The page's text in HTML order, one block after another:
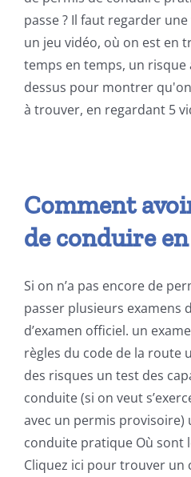
passe ? Il faut regarder
un jeu vidéo, où on est en
temps en temps, un
dessus pour montrer
à trouver, en regardant 5
Comment
de conduire
Si on n’a pas encore de
passer plusieurs examens
d’examen officiel. un
règles du code de la route
des risques un test des
conduite (si on veut
avec un permis provisoire)
conduite pratique Où sont
Cliquez ici pour trouver